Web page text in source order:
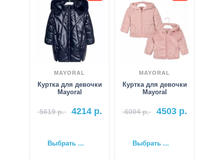
MAYORAL
Куртка для девочки
Mayoral
5619р. 4214 р.
Выбрать ...
MAYORAL
Куртка для девочки
Mayoral
6004р. 4503 р.
Выбрать ...